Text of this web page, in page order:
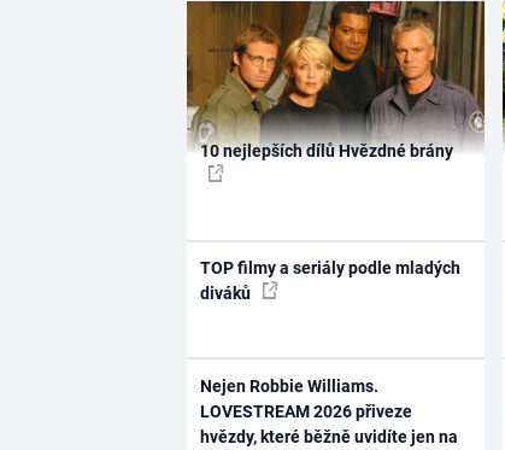
10 nejlepších dílů Hvězdné brány
TOP filmy a seriály podle mladých
diváků
Nejen Robbie Williams.
LOVESTREAM 2026 přiveze
hvězdy, které běžně uvidíte jen na